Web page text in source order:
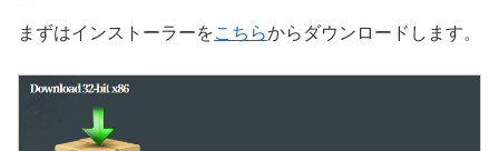
まずはインストーラーをこちらからダウンロードします。